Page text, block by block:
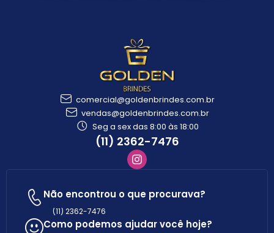
comercial@goldenbrindes.com.br
vendas@goldenbrindes.com.br
Seg a sex das 8:00 às 18:00
(11) 2362-7476
Não encontrou o que procurava?
(11) 2362-7476
Como podemos ajudar você hoje?